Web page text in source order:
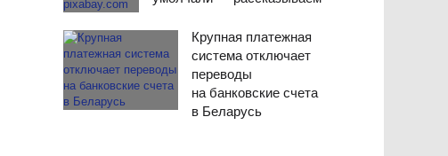
Крупная платежная
система отключает
переводы
на банковские счета
в Беларусь